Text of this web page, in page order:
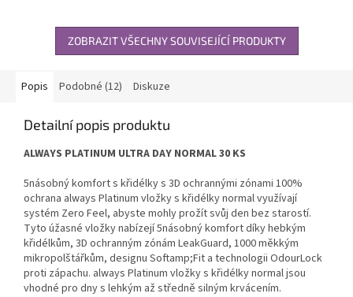
ZOBRAZIT VŠECHNY SOUVISEJÍCÍ PRODUKTY
Popis Podobné (12) Diskuze
Detailní popis produktu
ALWAYS PLATINUM ULTRA DAY NORMAL 30 KS
5násobný komfort s křidélky s 3D ochrannými zónami 100%
ochrana always Platinum vložky s křidélky normal využívají
systém Zero Feel, abyste mohly prožít svůj den bez starostí.
Tyto úžasné vložky nabízejí 5násobný komfort díky hebkým
křidélkům, 3D ochranným zónám LeakGuard, 1000 měkkým
mikropolštářkům, designu Softamp;Fit a technologii OdourLock
proti zápachu. always Platinum vložky s křidélky normal jsou
vhodné pro dny s lehkým až středně silným krvácením.